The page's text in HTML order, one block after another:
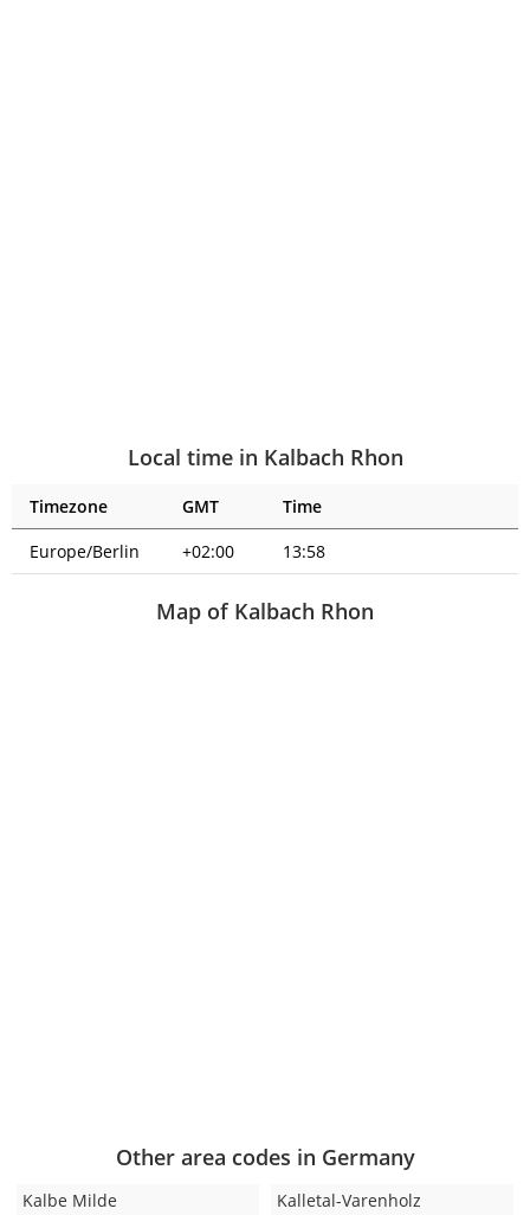
Local time in Kalbach Rhon
Timezone GMT
Time
Europe/Berlin
+02:00 13:58
Map of Kalbach Rhon
Other area codes in Germany
Kalbe Milde Kalletal-Varenholz